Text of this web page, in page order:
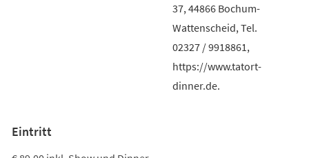
37, 44866 Bochum-
Wattenscheid, Tel.
02327 / 9918861,
https://www.tatort-
dinner.de.
Eintritt